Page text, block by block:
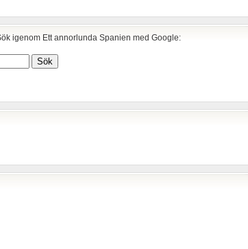
igenom Ett annorlunda Spanien med Google: